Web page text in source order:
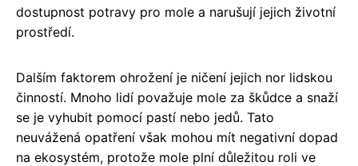
dostupnost potravy pro mole a narušují jejich životní
prostředí.
Dalším faktorem ohrožení je ničení jejich nor lidskou
činností. Mnoho lidí považuje mole za škůdce a snaží
se je vyhubit pomocí pastí nebo jedů. Tato
neuvážená opatření však mohou mít negativní dopad
na ekosystém, protože mole plní důležitou roli ve